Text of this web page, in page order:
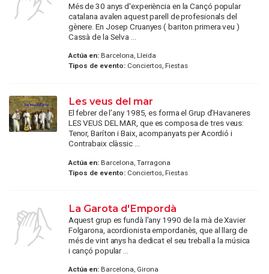
Més de 30 anys d'experiència en la Cançó popular
catalana avalen aquest parell de profesionals del
gènere. En Josep Cruanyes ( bariton primera veu )
Cassà de la Selva ...
Actúa en:Barcelona, Lleida
Tipos de evento:Conciertos, Fiestas
Les veus del mar
El febrer de l’any 1985, es forma el Grup d’Havaneres
LES VEUS DEL MAR, que es composa de tres veus:
Tenor, Baríton i Baix, acompanyats per Acordió i
Contrabaix clàssic ...
Actúa en:Barcelona, Tarragona
Tipos de evento:Conciertos, Fiestas
La Garota d'Empordà
Aquest grup es fundà l'any 1990 de la mà de Xavier
Folgarona, acordionista empordanès, que al llarg de
més de vint anys ha dedicat el seu treball a la música
i cançó popular ...
Actúa en:Barcelona, Girona